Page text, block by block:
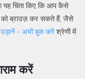
चिंता किए कि आप कैसे
को ब्राउज़ कर सकते हैं, जैसे
उड़ानें - अभी बुक करेंश्रेणी में
करें